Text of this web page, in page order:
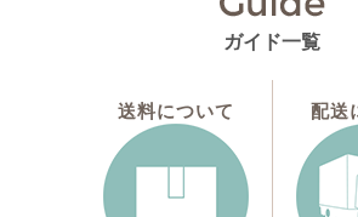
ガイド一覧
送料について 配送